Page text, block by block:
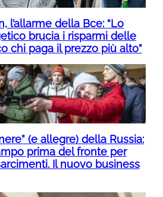
l’allarme della Bce: “Lo
brucia i risparmi delle
chi paga il prezzo più alto”
(e allegre) della Russia:
prima del fronte per
Il nuovo business